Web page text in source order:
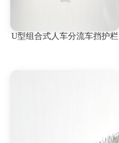
U型组合式人车分流车挡护栏